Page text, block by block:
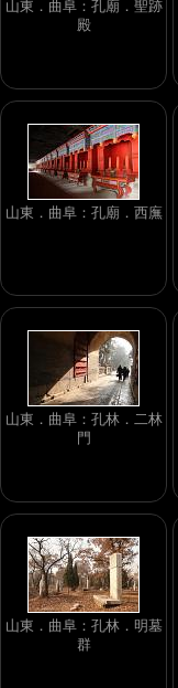
山東．曲阜：孔廟．聖跡
殿
山東．曲阜：孔廟．西廡
山東．曲阜：孔林．二林
門
山東．曲阜：孔林．明墓
群